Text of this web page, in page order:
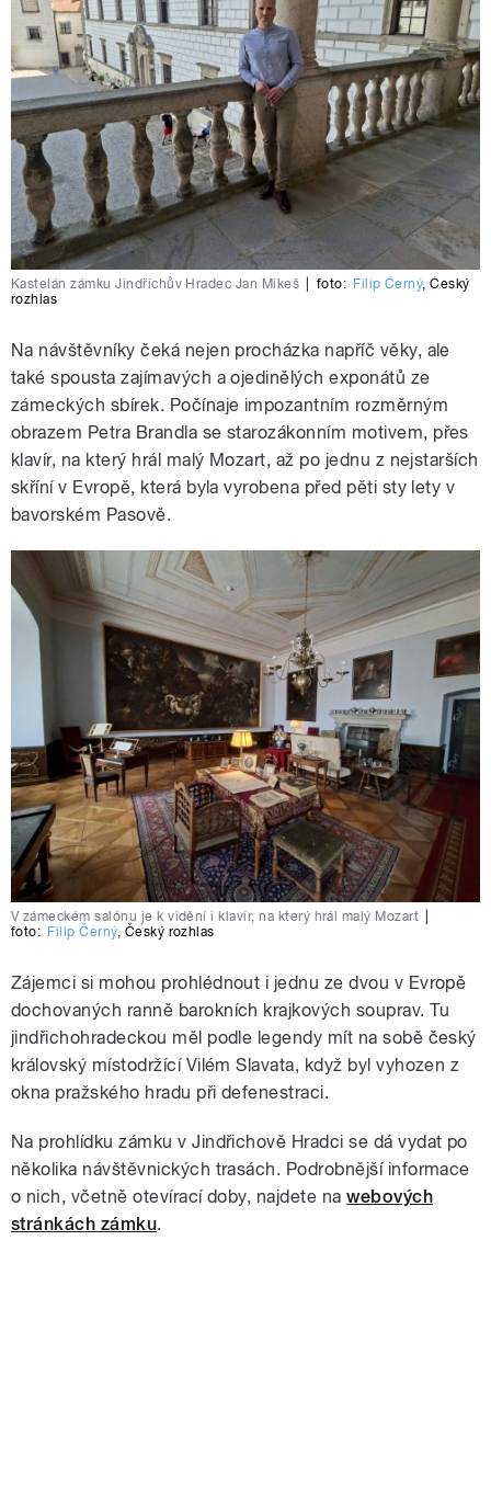
Kastelán zámku Jindřichův Hradec Jan Mikeš foto: Filip Černý,Český
rozhlas
Na návštěvníky čeká nejen procházka napříč věky, ale
také spousta zajímavých a ojedinělých exponátů ze
zámeckých sbírek. Počínaje impozantním rozměrným
obrazem Petra Brandla se starozákonním motivem, přes
klavír, na který hrál malý Mozart, až po jednu z nejstarších
skříní v Evropě, která byla vyrobena před pěti sty lety v
bavorském Pasově.
V zámeckém salónu je k vidění i klavír, na který hrál malý Mozart
foto: Filip Černý, Český rozhlas
Zájemci si mohou prohlédnout i jednu ze dvou v Evropě
dochovaných ranně barokních krajkových souprav. Tu
jindřichohradeckou měl podle legendy mít na sobě český
královský místodržící Vilém Slavata, když byl vyhozen z
okna pražského hradu při defenestraci.
Na prohlídku zámku v Jindřichově Hradci se dá vydat po
několika návštěvnických trasách. Podrobnější informace
o nich, včetně otevírací doby, najdete nawebových
stránkách zámku.